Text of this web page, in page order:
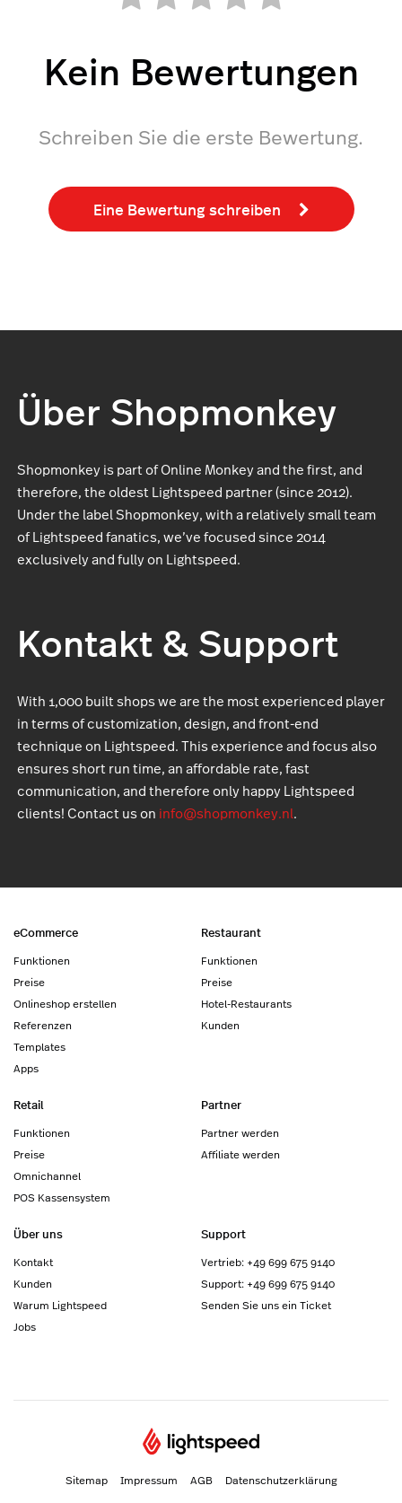
Kein Bewertungen
Schreiben Sie die erste Bewertung.
Eine Bewertung schreiben
Über Shopmonkey
Shopmonkey is part of Online Monkey and the first, and
therefore, the oldest Lightspeed partner (since 2012).
Under the label Shopmonkey, with a relatively small team
of Lightspeed fanatics, we’ve focused since 2014
exclusively and fully on Lightspeed.
Kontakt & Support
With 1,000 built shops we are the most experienced player
in terms of customization, design, and front-end
technique on Lightspeed. This experience and focus also
ensures short run time, an affordable rate, fast
communication, and therefore only happy Lightspeed
clients! Contact us on info@shopmonkey.nl.
eCommerce
Funktionen
Preise
Onlineshop erstellen
Referenzen
Templates
Apps
Restaurant
Funktionen
Preise
Hotel-Restaurants
Kunden
Retail
Funktionen
Preise
Omnichannel
POS Kassensystem
Partner
Partner werden
Affiliate werden
Über uns
Kontakt
Kunden
Warum Lightspeed
Jobs
Support
Vertrieb: +49 699 675 9140
Support: +49 699 675 9140
Senden Sie uns ein Ticket
Sitemap Impressum AGB Datenschutzerklärung